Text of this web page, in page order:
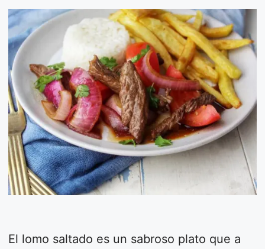
El lomo saltado es un sabroso plato que a